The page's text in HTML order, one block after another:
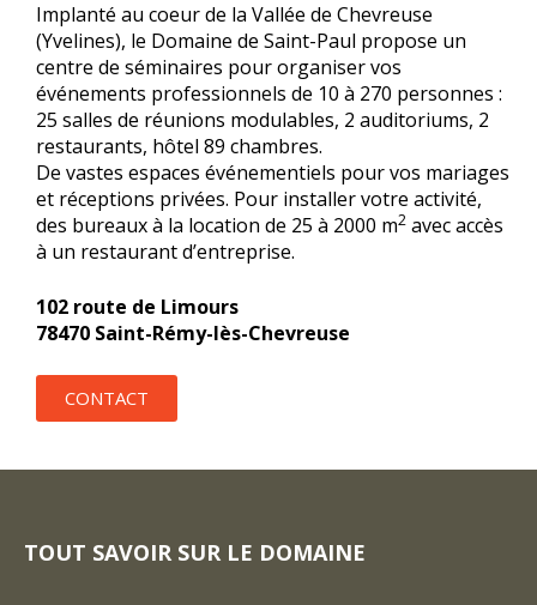
Implanté au coeur de la Vallée de Chevreuse
(Yvelines), le Domaine de Saint-Paul propose un
centre de séminaires pour organiser vos
événements professionnels de 10 à 270 personnes :
25 salles de réunions modulables, 2 auditoriums, 2
restaurants, hôtel 89 chambres.
De vastes espaces événementiels pour vos mariages
et réceptions privées. Pour installer votre activité,
des bureaux à la location de 25 à 2000 m2 avec accès
à un restaurant d’entreprise.
102 route de Limours
78470 Saint-Rémy-lès-Chevreuse
CONTACT
TOUT SAVOIR SUR LE DOMAINE